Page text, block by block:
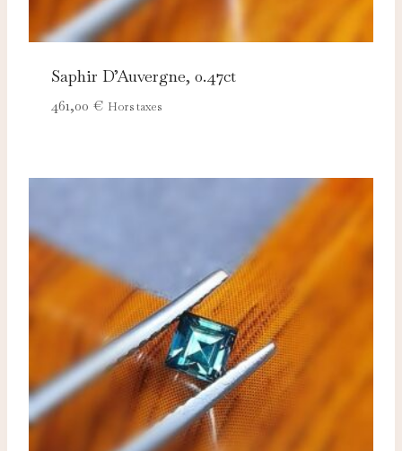
Saphir D’Auvergne, 0.47ct
461,00 € Hors taxes